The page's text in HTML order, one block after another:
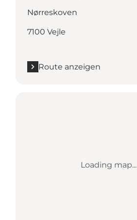
Nørreskoven
7100 Vejle
Route anzeigen
Loading map...